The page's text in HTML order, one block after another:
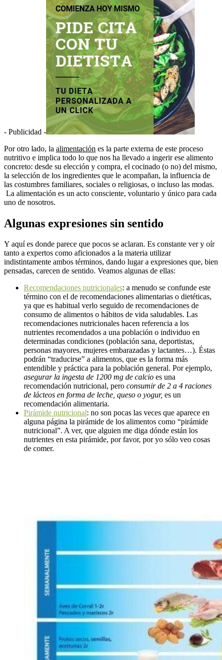
- Publicidad -
Por otro lado, la alimentación es la parte externa de este proceso
nutritivo e implica todo lo que nos ha llevado a ingerir ese alimento
concreto: desde su elección y compra, el cocinado (o no) del mismo,
la selección de los ingredientes que le acompañan, la influencia de
las costumbres familiares, sociales o religiosas, o incluso las modas.
La alimentación es un acto consciente, voluntario y único para cada
uno de nosotros.
Algunas expresiones sin sentido
Y aquí es donde parece que pocos se aclaran. Es constante ver y oír
tanto a expertos como aficionados a la materia utilizar
indistintamente ambos términos, dando lugar a expresiones que, bien
pensadas, carecen de sentido. Veamos algunas de ellas:
Recomendaciones nutricionales: a menudo se confunde este
término con el de recomendaciones alimentarias o dietéticas,
ya que es habitual verlo seguido de recomendaciones de
consumo de alimentos o hábitos de vida saludables. Las
recomendaciones nutricionales hacen referencia a los
nutrientes recomendados a una población o individuo en
determinadas condiciones (población sana, deportistas,
personas mayores, mujeres embarazadas y lactantes…). Éstas
podrán “traducirse” a alimentos, que es la forma más
entendible y práctica para la población general. Por ejemplo,
asegurar la ingesta de 1200 mg de calcio es una
recomendación nutricional, pero consumir de 2 a 4 raciones
de lácteos en forma de leche, queso o yogur, es un
recomendación alimentaria.
Pirámide nutricional: no son pocas las veces que aparece en
alguna página la pirámide de los alimentos como “pirámide
nutricional”. A ver, que alguien me diga dónde están los
nutrientes en esta pirámide, por favor, por yo sólo veo cosas
de comer.